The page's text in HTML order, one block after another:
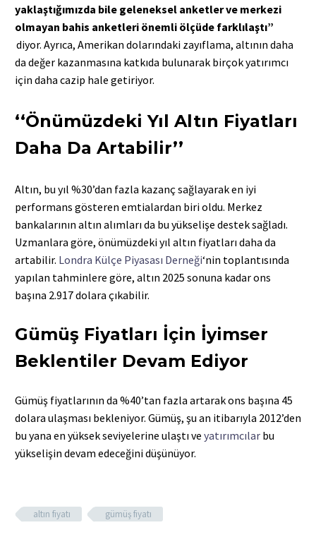
yaklaştığımızda bile geleneksel anketler ve merkezi
olmayan bahis anketleri önemli ölçüde farklılaştı”
diyor. Ayrıca, Amerikan dolarındaki zayıflama, altının daha
da değer kazanmasına katkıda bulunarak birçok yatırımcı
için daha cazip hale getiriyor.
‘‘Önümüzdeki Yıl Altın Fiyatları
Daha Da Artabilir’’
Altın, bu yıl %30’dan fazla kazanç sağlayarak en iyi
performans gösteren emtialardan biri oldu. Merkez
bankalarının altın alımları da bu yükselişe destek sağladı.
Uzmanlara göre, önümüzdeki yıl altın fiyatları daha da
artabilir. Londra Külçe Piyasası Derneği‘nin toplantısında
yapılan tahminlere göre, altın 2025 sonuna kadar ons
başına 2.917 dolara çıkabilir.
Gümüş Fiyatları İçin İyimser
Beklentiler Devam Ediyor
Gümüş fiyatlarının da %40’tan fazla artarak ons başına 45
dolara ulaşması bekleniyor. Gümüş, şu an itibarıyla 2012’den
bu yana en yüksek seviyelerine ulaştı ve yatırımcılar bu
yükselişin devam edeceğini düşünüyor.
altın fiyatı gümüş fiyatı